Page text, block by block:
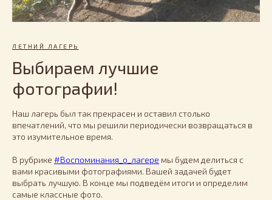
ЛЕТНИЙ ЛАГЕРЬ
Выбираем лучшие
фотографии!
Наш лагерь был так прекрасен и оставил столько
впечатлений, что мы решили периодически возвращаться в
это изумительное время.
В рубрике #Воспоминания_о_лагере мы будем делиться с
вами красивыми фотографиями. Вашей задачей будет
выбрать лучшую. В конце мы подведём итоги и определим
самые классные фото.